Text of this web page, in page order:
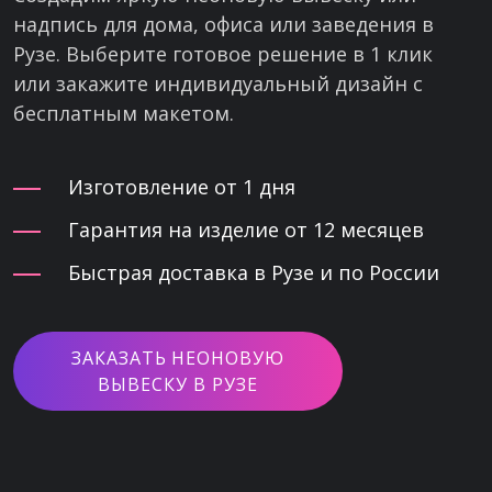
надпись для дома, офиса или заведения в
Рузе. Выберите готовое решение в 1 клик
или закажите индивидуальный дизайн с
бесплатным макетом.
Изготовление от 1 дня
Гарантия на изделие от 12 месяцев
Быстрая доставка в Рузе и по России
ЗАКАЗАТЬ НЕОНОВУЮ
ВЫВЕСКУ В РУЗЕ